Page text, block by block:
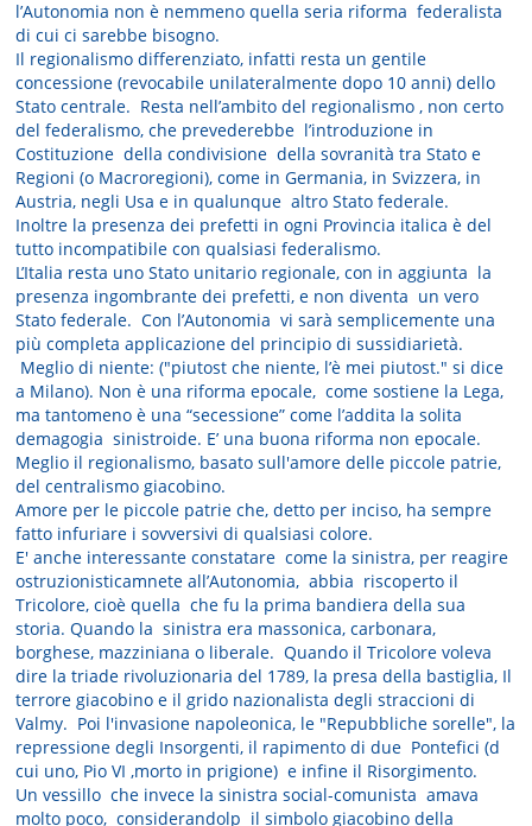
l’Autonomia non è nemmeno quella seria riforma federalista
di cui ci sarebbe bisogno.
Il regionalismo differenziato, infatti resta un gentile
concessione (revocabile unilateralmente dopo 10 anni) dello
Stato centrale. Resta nell’ambito del regionalismo , non certo
del federalismo, che prevederebbe l’introduzione in
Costituzione della condivisione della sovranità tra Stato e
Regioni (o Macroregioni), come in Germania, in Svizzera, in
Austria, negli Usa e in qualunque altro Stato federale.
Inoltre la presenza dei prefetti in ogni Provincia italica è del
tutto incompatibile con qualsiasi federalismo.
L’Italia resta uno Stato unitario regionale, con in aggiunta la
presenza ingombrante dei prefetti, e non diventa un vero
Stato federale. Con l’Autonomia vi sarà semplicemente una
più completa applicazione del principio di sussidiarietà.
Meglio di niente: ("piutost che niente, l’è mei piutost." si dice
a Milano). Non è una riforma epocale, come sostiene la Lega,
ma tantomeno è una “secessione” come l’addita la solita
demagogia sinistroide. E’ una buona riforma non epocale.
Meglio il regionalismo, basato sull'amore delle piccole patrie,
del centralismo giacobino.
Amore per le piccole patrie che, detto per inciso, ha sempre
fatto infuriare i sovversivi di qualsiasi colore.
E' anche interessante constatare come la sinistra, per reagire
ostruzionisticamnete all’Autonomia, abbia riscoperto il
Tricolore, cioè quella che fu la prima bandiera della sua
storia. Quando la sinistra era massonica, carbonara,
borghese, mazziniana o liberale. Quando il Tricolore voleva
dire la triade rivoluzionaria del 1789, la presa della bastiglia, Il
terrore giacobino e il grido nazionalista degli straccioni di
Valmy. Poi l'invasione napoleonica, le "Repubbliche sorelle", la
repressione degli Insorgenti, il rapimento di due Pontefici (d
cui uno, Pio VI ,morto in prigione) e infine il Risorgimento.
Un vessillo che invece la sinistra social-comunista amava
molto poco, considerandolp il simbolo giacobino della